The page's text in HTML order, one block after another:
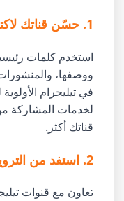
1. حسّن قناتك لاكتشافها بسهولة
استخدم كلمات
ووصفها،
في تيليجرام
قناتك أكثر.
2. استفد من الترويج المتبادل
تعاون مع قنوات